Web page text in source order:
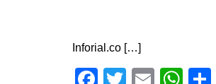
Inforial.co […]
Facebook
TwitterEmail